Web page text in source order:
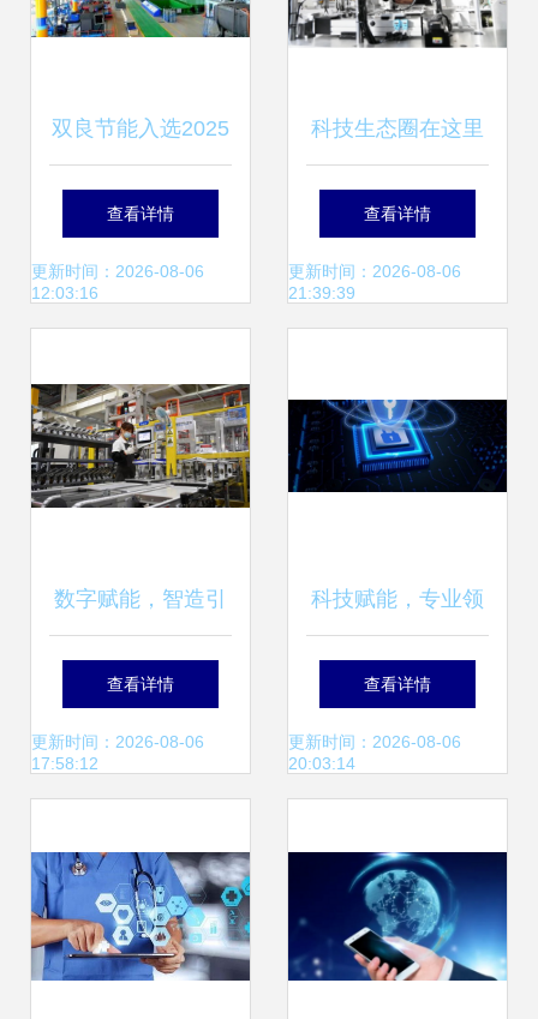
双良节能入选2025
年江苏省先进智能
工厂名单 互联网信
智造新标杆
查看详情
更新时间：2026-08-06
12:03:16
科技生态圈在这里
加速形成 威海市科
技局引领互联网信
展
查看详情
更新时间：2026-08-06
21:39:39
数字赋能，智造引
领 天津“十四五”期
间制造业立市与信
展之路
查看详情
更新时间：2026-08-06
17:58:12
科技赋能，专业领
航 盛唐汇·大唐财
富打造一站式财富
查看详情
更新时间：2026-08-06
20:03:14